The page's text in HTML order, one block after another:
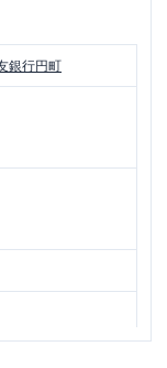
銀行円町